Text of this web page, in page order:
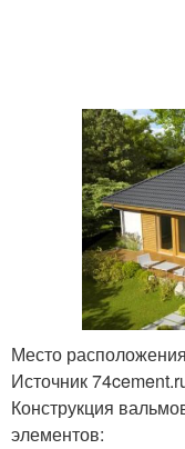
Место
Источник
Конструкция
элементов: